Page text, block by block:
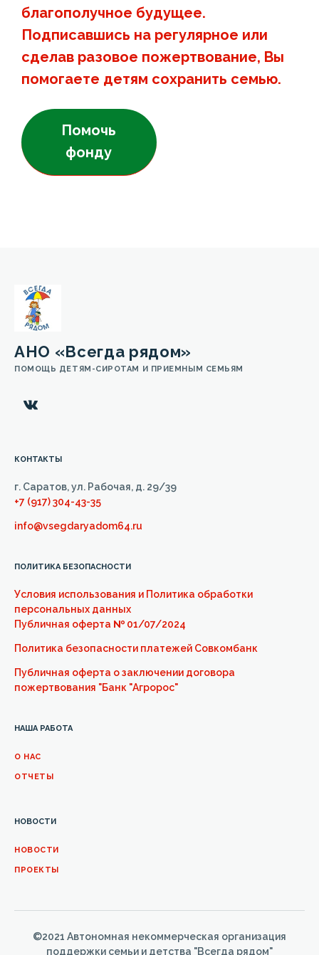
благополучное будущее.
Подписавшись на регулярное или
сделав разовое пожертвование, Вы
помогаете детям сохранить семью.
Помочь
фонду
АНО «Всегда рядом»
ПОМОЩЬ ДЕТЯМ-СИРОТАМ И ПРИЕМНЫМ СЕМЬЯМ
КОНТАКТЫ
г. Саратов, ул. Рабочая, д. 29/39
+7 (917) 304-43-35
info@vsegdaryadom64.ru
НАША РАБОТА
О НАС
ОТЧЕТЫ
НОВОСТИ
НОВОСТИ
ПРОЕКТЫ
ПОЛИТИКА БЕЗОПАСНОСТИ
Условия использования и Политика обработки
персональных данных
Публичная оферта № 01/07/2024
Политика безопасности платежей Совкомбанк
Публичная оферта о заключении договора
пожертвования "Банк "Агророс"
©2021 Автономная некоммерческая организация
поддержки семьи и детства "Всегда рядом"